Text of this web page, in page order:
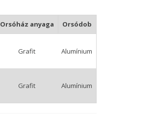
Orsóház anyaga Orsódob
Grafit Alumínium
Grafit Alumínium